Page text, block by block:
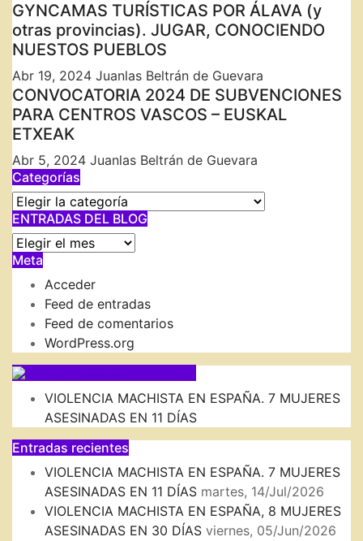
GYNCAMAS TURÍSTICAS POR ÁLAVA (y
otras provincias). JUGAR, CONOCIENDO
NUESTOS PUEBLOS
Abr 19, 2024 Juanlas Beltrán de Guevara
CONVOCATORIA 2024 DE SUBVENCIONES
PARA CENTROS VASCOS – EUSKAL
ETXEAK
Abr 5, 2024 Juanlas Beltrán de Guevara
Categorías
Categorías
ENTRADAS DEL BLOG
ENTRADAS
DEL
BLOG
Meta
Acceder
Feed de entradas
Feed de comentarios
WordPress.org
VIOLENCIA MACHISTA EN ESPAÑA. 7 MUJERES
ASESINADAS EN 11 DÍAS
Entradas recientes
VIOLENCIA MACHISTA EN ESPAÑA. 7 MUJERES
ASESINADAS EN 11 DÍAS martes, 14/Jul/2026
VIOLENCIA MACHISTA EN ESPAÑA, 8 MUJERES
ASESINADAS EN 30 DÍAS viernes, 05/Jun/2026